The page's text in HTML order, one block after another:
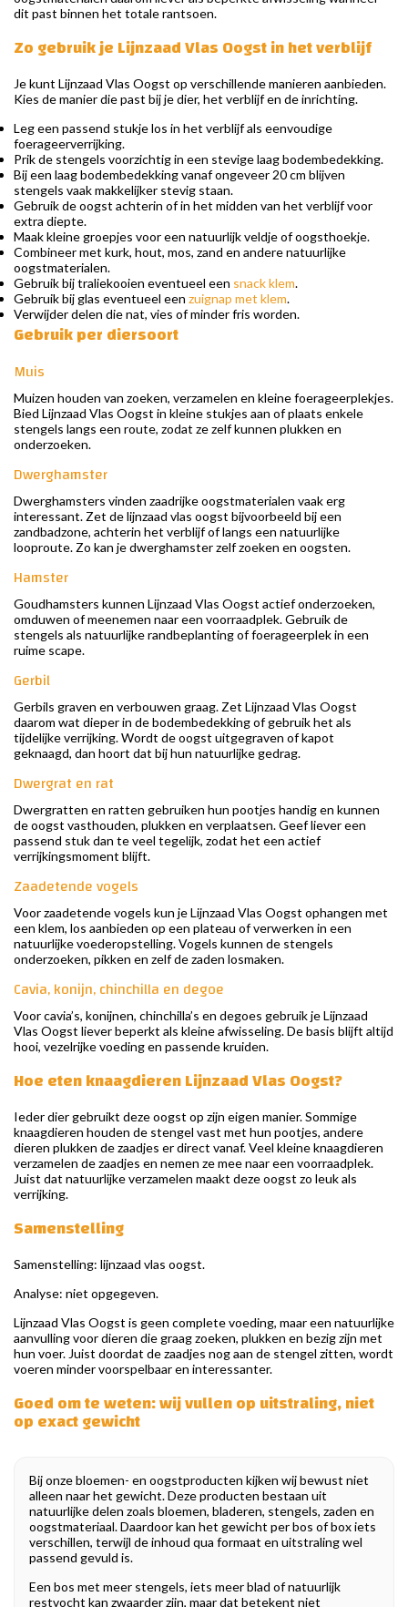
dit past binnen het totale rantsoen.
Zo gebruik je Lijnzaad Vlas Oogst in het verblijf
Je kunt Lijnzaad Vlas Oogst op verschillende manieren aanbieden.
Kies de manier die past bij je dier, het verblijf en de inrichting.
Leg een passend stukje los in het verblijf als eenvoudige
foerageerverrijking.
Prik de stengels voorzichtig in een stevige laag bodembedekking.
Bij een laag bodembedekking vanaf ongeveer 20 cm blijven
stengels vaak makkelijker stevig staan.
Gebruik de oogst achterin of in het midden van het verblijf voor
extra diepte.
Maak kleine groepjes voor een natuurlijk veldje of oogsthoekje.
Combineer met kurk, hout, mos, zand en andere natuurlijke
oogstmaterialen.
Gebruik bij traliekooien eventueel een snack klem.
Gebruik bij glas eventueel een zuignap met klem.
Verwijder delen die nat, vies of minder fris worden.
Gebruik per diersoort
Muis
Muizen houden van zoeken, verzamelen en kleine foerageerplekjes.
Bied Lijnzaad Vlas Oogst in kleine stukjes aan of plaats enkele
stengels langs een route, zodat ze zelf kunnen plukken en
onderzoeken.
Dwerghamster
Dwerghamsters vinden zaadrijke oogstmaterialen vaak erg
interessant. Zet de lijnzaad vlas oogst bijvoorbeeld bij een
zandbadzone, achterin het verblijf of langs een natuurlijke
looproute. Zo kan je dwerghamster zelf zoeken en oogsten.
Hamster
Goudhamsters kunnen Lijnzaad Vlas Oogst actief onderzoeken,
omduwen of meenemen naar een voorraadplek. Gebruik de
stengels als natuurlijke randbeplanting of foerageerplek in een
ruime scape.
Gerbil
Gerbils graven en verbouwen graag. Zet Lijnzaad Vlas Oogst
daarom wat dieper in de bodembedekking of gebruik het als
tijdelijke verrijking. Wordt de oogst uitgegraven of kapot
geknaagd, dan hoort dat bij hun natuurlijke gedrag.
Dwergrat en rat
Dwergratten en ratten gebruiken hun pootjes handig en kunnen
de oogst vasthouden, plukken en verplaatsen. Geef liever een
passend stuk dan te veel tegelijk, zodat het een actief
verrijkingsmoment blijft.
Zaadetende vogels
Voor zaadetende vogels kun je Lijnzaad Vlas Oogst ophangen met
een klem, los aanbieden op een plateau of verwerken in een
natuurlijke voederopstelling. Vogels kunnen de stengels
onderzoeken, pikken en zelf de zaden losmaken.
Cavia, konijn, chinchilla en degoe
Voor cavia’s, konijnen, chinchilla’s en degoes gebruik je Lijnzaad
Vlas Oogst liever beperkt als kleine afwisseling. De basis blijft altijd
hooi, vezelrijke voeding en passende kruiden.
Hoe eten knaagdieren Lijnzaad Vlas Oogst?
Ieder dier gebruikt deze oogst op zijn eigen manier. Sommige
knaagdieren houden de stengel vast met hun pootjes, andere
dieren plukken de zaadjes er direct vanaf. Veel kleine knaagdieren
verzamelen de zaadjes en nemen ze mee naar een voorraadplek.
Juist dat natuurlijke verzamelen maakt deze oogst zo leuk als
verrijking.
Samenstelling
Samenstelling: lijnzaad vlas oogst.
Analyse: niet opgegeven.
Lijnzaad Vlas Oogst is geen complete voeding, maar een natuurlijke
aanvulling voor dieren die graag zoeken, plukken en bezig zijn met
hun voer. Juist doordat de zaadjes nog aan de stengel zitten, wordt
voeren minder voorspelbaar en interessanter.
Goed om te weten: wij vullen op uitstraling, niet
op exact gewicht
Bij onze bloemen- en oogstproducten kijken wij bewust niet
alleen naar het gewicht. Deze producten bestaan uit
natuurlijke delen zoals bloemen, bladeren, stengels, zaden en
oogstmateriaal. Daardoor kan het gewicht per bos of box iets
verschillen, terwijl de inhoud qua formaat en uitstraling wel
passend gevuld is.
Een bos met meer stengels, iets meer blad of natuurlijk
restvocht kan zwaarder zijn, maar dat betekent niet